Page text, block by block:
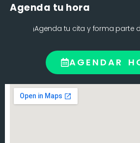
Agenda tu hora
¡Agenda tu cita y forma parte
AGENDAR